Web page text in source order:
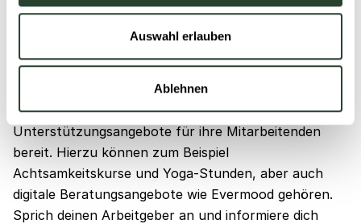
Auswahl erlauben
Ablehnen
Bleib gesund
haben, die dich belasten, scheue dich nicht um Hilfe
zu bitten. Vor allem im Arbeitskontext stellen
Arbeitgebende in der Regel eine Vielzahl an
Unterstützungsangebote für ihre Mitarbeitenden
bereit. Hierzu können zum Beispiel
Achtsamkeitskurse und Yoga-Stunden, aber auch
digitale Beratungsangebote wie Evermood gehören.
Sprich deinen Arbeitgeber an und informiere dich